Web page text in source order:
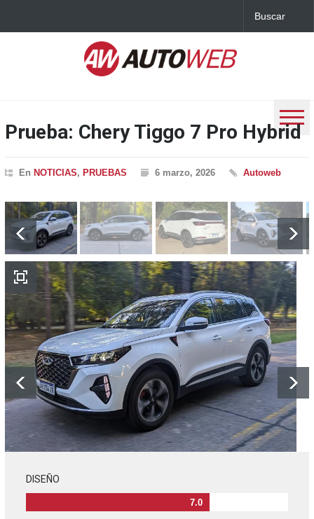
Prueba: Chery Tiggo 7 Pro Hybrid
En NOTICIAS, PRUEBAS 6 marzo, 2026 Autoweb
DISEÑO
7.0